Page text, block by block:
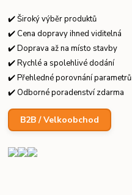
✔️ Široký výběr produktů
✔️ Cena dopravy ihned viditelná
✔️ Doprava až na místo stavby
✔️ Rychlé a spolehlivé dodání
✔️ Přehledné porovnání parametrů
✔️ Odborné poradenství zdarma
B2B / Velkoobchod